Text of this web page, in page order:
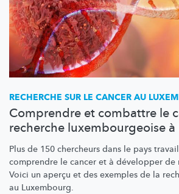
RECHERCHE SUR LE CANCER AU
Comprendre et combattre le
recherche luxembourgeoise
Plus de 150 chercheurs dans le pays
comprendre le cancer et à développer de
Voici un aperçu et des exemples de la
au Luxembourg.